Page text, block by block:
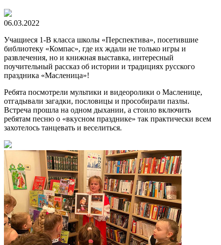
06.03.2022
Учащиеся 1-В класса школы «Перспектива», посетившие
библиотеку «Компас», где их ждали не только игры и
развлечения, но и книжная выставка, интересный
поучительный рассказ об истории и традициях русского
праздника «Масленица»!
Ребята посмотрели мультики и видеоролики о Масленице,
отгадывали загадки, пословицы и прособирали пазлы.
Встреча прошла на одном дыхании, а стоило включить
ребятам песню о «вкусном празднике» так практически всем
захотелось танцевать и веселиться.